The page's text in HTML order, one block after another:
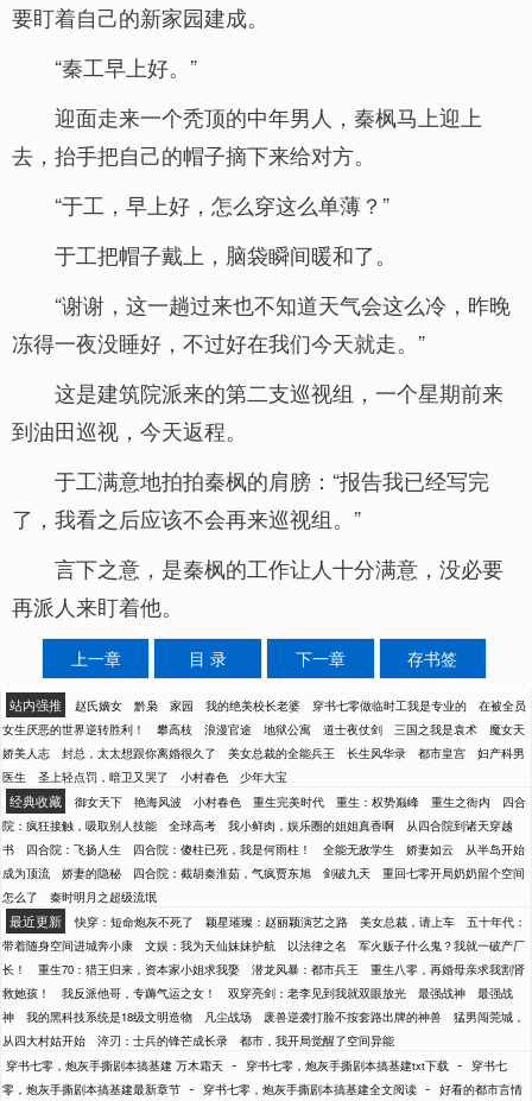
要盯着自己的新家园建成。
“秦工早上好。”
迎面走来一个秃顶的中年男人，秦枫马上迎上
去，抬手把自己的帽子摘下来给对方。
“于工，早上好，怎么穿这么单薄？”
于工把帽子戴上，脑袋瞬间暖和了。
“谢谢，这一趟过来也不知道天气会这么冷，昨晚
冻得一夜没睡好，不过好在我们今天就走。”
这是建筑院派来的第二支巡视组，一个星期前来
到油田巡视，今天返程。
于工满意地拍拍秦枫的肩膀：“报告我已经写完
了，我看之后应该不会再来巡视组。”
言下之意，是秦枫的工作让人十分满意，没必要
再派人来盯着他。
上一章 目 录 下一章 存书签
站内强推 赵氏嫡女 黔枭 家园 我的绝美校长老婆 穿书七零做临时工我是专业的
在被全员
女生厌恶的世界逆转胜利！
攀高枝 浪漫官途 地狱公寓 道士夜仗剑 三国之我是袁术
魔女天
娇美人志
封总，太太想跟你离婚很久了 美女总裁的全能兵王 长生风华录 都市皇宫
妇产科男
医生
圣上轻点罚，暗卫又哭了 小村春色 少年大宝
经典收藏 御女天下 艳海风波 小村春色 重生完美时代 重生：权势巅峰 重生之衙内
四合
院：疯狂接触，吸取别人技能
全球高考 我小鲜肉，娱乐圈的姐姐真香啊
从四合院到诸天穿越
书
四合院：飞扬人生 四合院：傻柱已死，我是何雨柱！ 全能无敌学生 娇妻如云
从半岛开始
成为顶流
娇妻的隐秘 四合院：截胡秦淮茹，气疯贾东旭 剑破九天
重回七零开局奶奶留个空间
怎么了
秦时明月之超级流氓
最近更新 快穿：短命炮灰不死了 颖星璀璨：赵丽颖演艺之路 美女总裁，请上车
五十年代：
带着随身空间进城奔小康
文娱：我为天仙妹妹护航 以法律之名
军火贩子什么鬼？我就一破产厂
长！
重生70：猎王归来，资本家小姐求我娶 潜龙风暴：都市兵王
重生八零，再婚母亲求我割肾
救她孩！
我反派他哥，专薅气运之女！ 双穿亮剑：老李见到我就双眼放光 最强战神
最强战
神
我的黑科技系统是18级文明造物 凡尘战场 废兽逆袭打脸不按套路出牌的神兽
猛男闯莞城，
从四大村姑开始
淬刃：士兵的锋芒成长录
都市，我开局觉醒了空间异能
穿书七零，炮灰手撕剧本搞基建 万木霜天 - 穿书七零，炮灰手撕剧本搞基建txt下载 -
穿书七
零，炮灰手撕剧本搞基建最新章节 - 穿书七零，炮灰手撕剧本搞基建全文阅读 - 好看的都市言情